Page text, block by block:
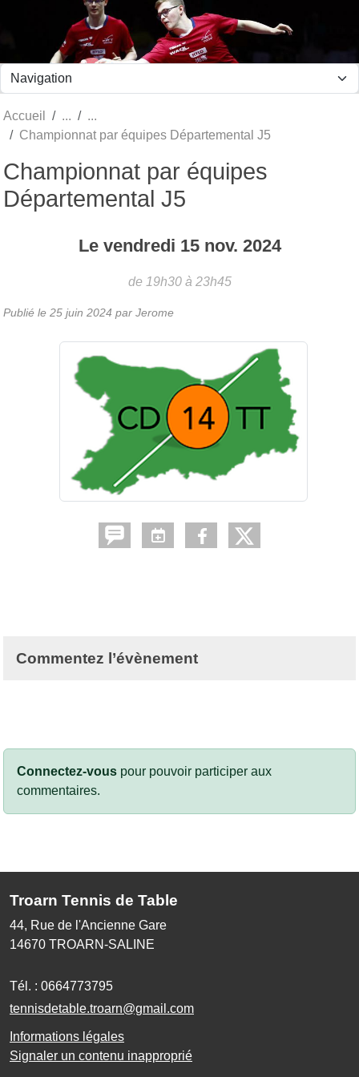
Accueil
Championnat par équipes Départemental J5
Championnat par équipes
Départemental J5
Le vendredi 15 nov. 2024
de 19h30 à 23h45
Publié le 25 juin 2024 par Jerome
Commentez l’évènement
Connectez-vous pour pouvoir participer aux
commentaires.
Troarn Tennis de Table
44, Rue de l'Ancienne Gare
14670 TROARN-SALINE
Tél. : 0664773795
tennisdetable.troarn@gmail.com
Informations légales
Signaler un contenu inapproprié
Panneau de gestion des cookies